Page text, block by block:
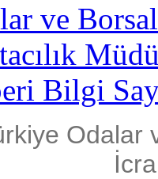
ve
Bilgi
Odalar